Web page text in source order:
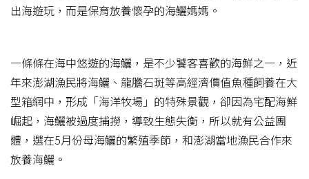
出海遊玩，而是保育放養懷孕的海鱺媽媽。
一條條在海中悠遊的海鱺，是不少饕客喜歡的海鮮之一，近
年來澎湖漁民將海鱺、龍膽石斑等高經濟價值魚種飼養在大
型箱網中，形成「海洋牧場」的特殊景觀，卻因為宅配海鮮
崛起，海鱺被過度捕撈，導致生態失衡，所以就有公益團
體，選在5月份母海鱺的繁殖季節，和澎湖當地漁民合作來
放養海鱺。